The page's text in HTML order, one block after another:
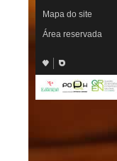
Mapa do site
Área reservada